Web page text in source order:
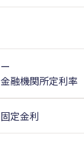
ー
金融機関所定利率
固定金利